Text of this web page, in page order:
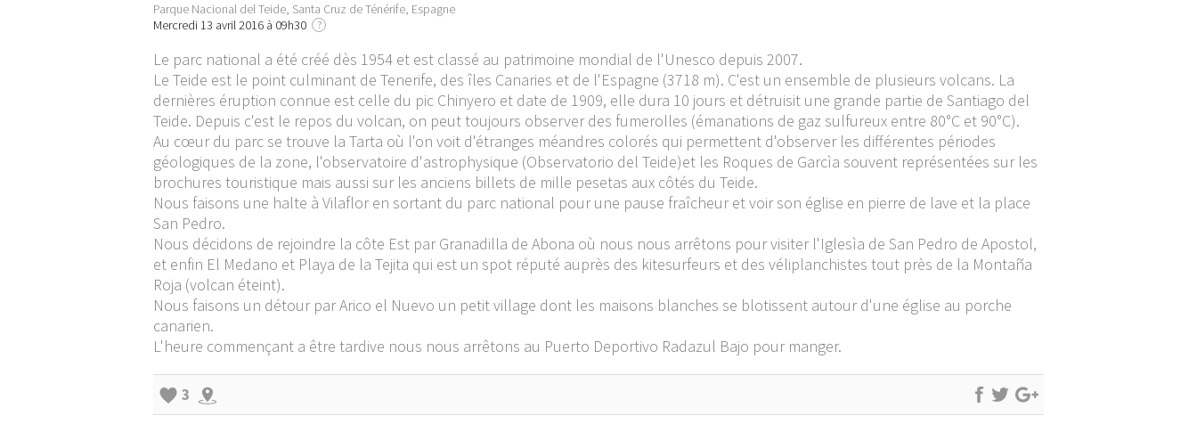
Parque Nacional del Teide, Santa Cruz de Ténérife, Espagne
Mercredi 13 avril 2016 à 09h30
?
Le parc national a été créé dès 1954 et est classé au patrimoine mondial de l'Unesco depuis 2007.
Le Teide est le point culminant de Tenerife, des îles Canaries et de l'Espagne (3718 m). C'est un ensemble de plusieurs volcans. La
dernières éruption connue est celle du pic Chinyero et date de 1909, elle dura 10 jours et détruisit une grande partie de Santiago del
Teide. Depuis c'est le repos du volcan, on peut toujours observer des fumerolles (émanations de gaz sulfureux entre 80°C et 90°C).
Au cœur du parc se trouve la Tarta où l'on voit d'étranges méandres colorés qui permettent d'observer les différentes périodes
géologiques de la zone, l'observatoire d'astrophysique (Observatorio del Teide)et les Roques de Garcìa souvent représentées sur les
brochures touristique mais aussi sur les anciens billets de mille pesetas aux côtés du Teide.
Nous faisons une halte à Vilaflor en sortant du parc national pour une pause fraîcheur et voir son église en pierre de lave et la place
San Pedro.
Nous décidons de rejoindre la côte Est par Granadilla de Abona où nous nous arrêtons pour visiter l'Iglesìa de San Pedro de Apostol,
et enfin El Medano et Playa de la Tejita qui est un spot réputé auprès des kitesurfeurs et des véliplanchistes tout près de la Montaña
Roja (volcan éteint).
Nous faisons un détour par Arico el Nuevo un petit village dont les maisons blanches se blotissent autour d'une église au porche
canarien.
L'heure commençant a être tardive nous nous arrêtons au Puerto Deportivo Radazul Bajo pour manger.
3